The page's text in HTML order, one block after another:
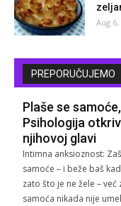
Aug 6,
PREPORUČUJEMO
Plaše se
Psihologija
njihovoj glavi
Intimna anksioznost:
samoće – i beže baš
zato što je ne žele –
samoća nikada nije